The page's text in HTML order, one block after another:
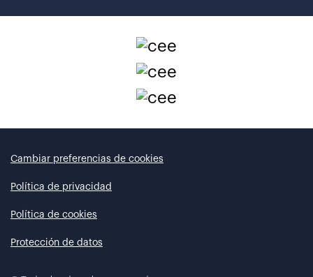
Cambiar preferencias de cookies
Política de privacidad
Política de cookies
Protección de datos